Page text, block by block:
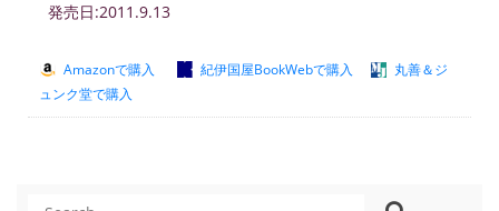
発売日:2011.9.13
Amazonで購入 紀伊国屋BookWebで購入
丸善＆ジ
ュンク堂で購入